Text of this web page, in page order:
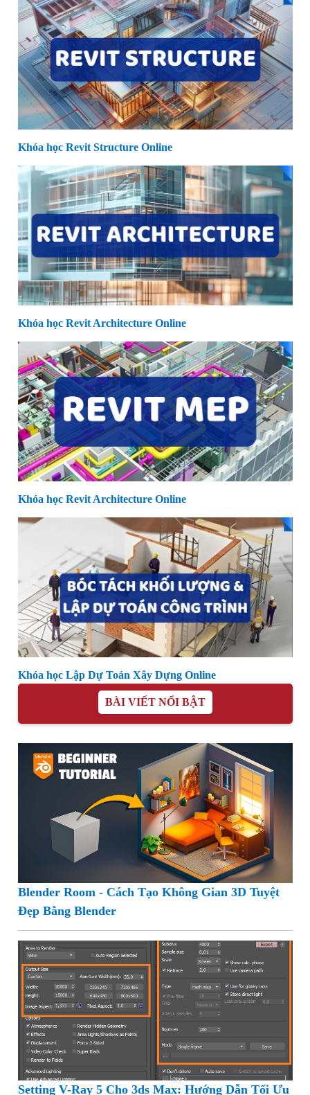
Khóa học Revit Structure Online
Khóa học Revit Architecture Online
Khóa học Revit Architecture Online
Khóa học Lập Dự Toán Xây Dựng Online
BÀI VIẾT NỔI BẬT
Blender Room - Cách Tạo Không Gian 3D Tuyệt
Đẹp Bằng Blender
Setting V-Ray 5 Cho 3ds Max: Hướng Dẫn Tối Ưu